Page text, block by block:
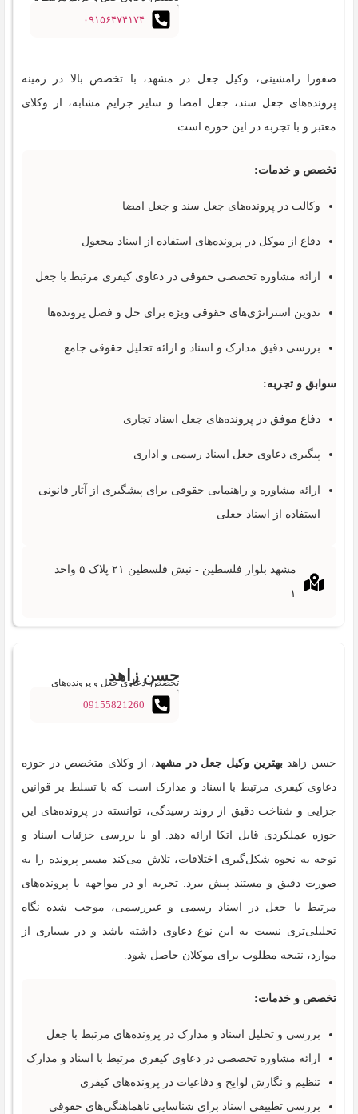
اسناد
۰۹۱۵۶۴۷۴۱۷۴
صفورا رامشینی، وکیل جعل در مشهد، با تخصص بالا در زمینه
پرونده‌های جعل سند، جعل امضا و سایر جرایم مشابه، از وکلای
معتبر و با تجربه در این حوزه است
تخصص و خدمات:
وکالت در پرونده‌های جعل سند و جعل امضا
دفاع از موکل در پرونده‌های استفاده از اسناد مجعول
ارائه مشاوره تخصصی حقوقی در دعاوی کیفری مرتبط با جعل
تدوین استراتژی‌های حقوقی ویژه برای حل و فصل پرونده‌ها
بررسی دقیق مدارک و اسناد و ارائه تحلیل حقوقی جامع
سوابق و تجربه:
دفاع موفق در پرونده‌های جعل اسناد تجاری
پیگیری دعاوی جعل اسناد رسمی و اداری
ارائه مشاوره و راهنمایی حقوقی برای پیشگیری از آثار قانونی
استفاده از اسناد جعلی
مشهد بلوار فلسطین - نبش فلسطین ۲۱ پلاک ۵ واحد
۱
حسن زاهد
تخصص: دعاوی جعل و پرونده‌های
اسناد
09155821260
حسن زاهدبهترین وکیل جعل در مشهد، از وکلای متخصص در حوزه
دعاوی کیفری مرتبط با اسناد و مدارک است که با تسلط بر قوانین
جزایی و شناخت دقیق از روند رسیدگی، توانسته در پرونده‌های این
حوزه عملکردی قابل اتکا ارائه دهد. او با بررسی جزئیات اسناد و
توجه به نحوه شکل‌گیری اختلافات، تلاش می‌کند مسیر پرونده را به
‌صورت دقیق و مستند پیش ببرد. تجربه او در مواجهه با پرونده‌های
مرتبط با جعل در اسناد رسمی و غیررسمی، موجب شده نگاه
تحلیلی‌تری نسبت به این نوع دعاوی داشته باشد و در بسیاری از
موارد، نتیجه مطلوب برای موکلان حاصل شود.
تخصص و خدمات:
بررسی و تحلیل اسناد و مدارک در پرونده‌های مرتبط با جعل
ارائه مشاوره تخصصی در دعاوی کیفری مرتبط با اسناد و مدارک
تنظیم و نگارش لوایح و دفاعیات در پرونده‌های کیفری
بررسی تطبیقی اسناد برای شناسایی ناهماهنگی‌های حقوقی